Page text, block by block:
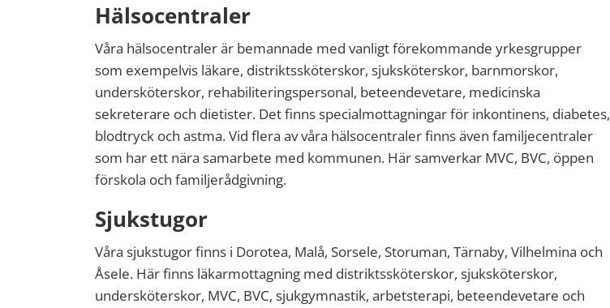
Hälsocentraler
Våra hälsocentraler är bemannade med vanligt förekommande yrkesgrupper
som exempelvis läkare, distriktssköterskor, sjuksköterskor, barnmorskor,
undersköterskor, rehabiliteringspersonal, beteendevetare, medicinska
sekreterare och dietister. Det finns specialmottagningar för inkontinens, diabetes,
blodtryck och astma. Vid flera av våra hälsocentraler finns även familjecentraler
som har ett nära samarbete med kommunen. Här samverkar MVC, BVC, öppen
förskola och familjerådgivning.
Sjukstugor
Våra sjukstugor finns i Dorotea, Malå, Sorsele, Storuman, Tärnaby, Vilhelmina och
Åsele. Här finns läkarmottagning med distriktssköterskor, sjuksköterskor,
undersköterskor, MVC, BVC, sjukgymnastik, arbetsterapi, beteendevetare och